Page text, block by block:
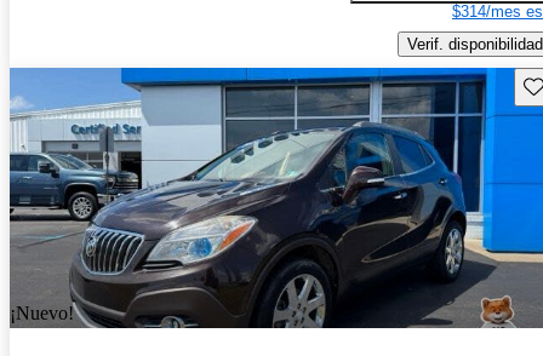
$314/mes
Verif. disponibilidad
¡Nuevo!